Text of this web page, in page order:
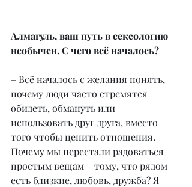
Алмагуль, ваш путь в сексологию
необычен. С чего всё началось?
– Всё началось с желания понять,
почему люди часто стремятся
обидеть, обмануть или
использовать друг друга, вместо
того чтобы ценить отношения.
Почему мы перестали радоваться
простым вещам – тому, что рядом
есть близкие, любовь, дружба? Я